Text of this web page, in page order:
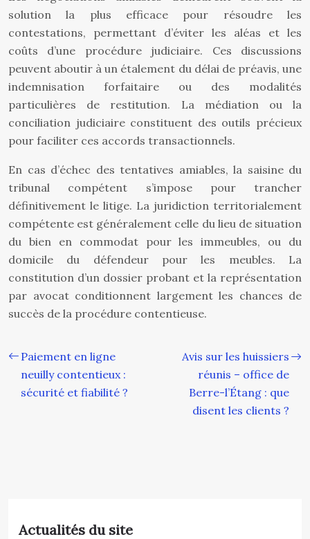
solution la plus efficace pour résoudre les
contestations, permettant d’éviter les aléas et les
coûts d’une procédure judiciaire. Ces discussions
peuvent aboutir à un étalement du délai de préavis, une
indemnisation forfaitaire ou des modalités
particulières de restitution. La médiation ou la
conciliation judiciaire constituent des outils précieux
pour faciliter ces accords transactionnels.
En cas d’échec des tentatives amiables, la saisine du
tribunal compétent s’impose pour trancher
définitivement le litige. La juridiction territorialement
compétente est généralement celle du lieu de situation
du bien en commodat pour les immeubles, ou du
domicile du défendeur pour les meubles. La
constitution d’un dossier probant et la représentation
par avocat conditionnent largement les chances de
succès de la procédure contentieuse.
Paiement en ligne
neuilly contentieux :
sécurité et fiabilité ?
Avis sur les huissiers
réunis – office de
Berre-l’Étang : que
disent les clients ?
Actualités du site